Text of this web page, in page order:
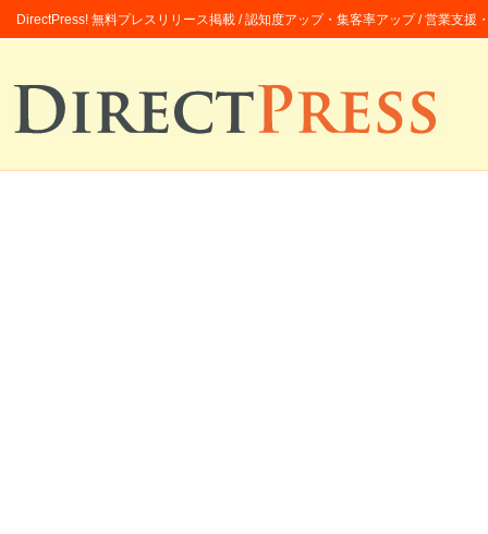
DirectPress! 無料プレスリリース掲載 / 認知度アップ・集客率アップ / 営業支援